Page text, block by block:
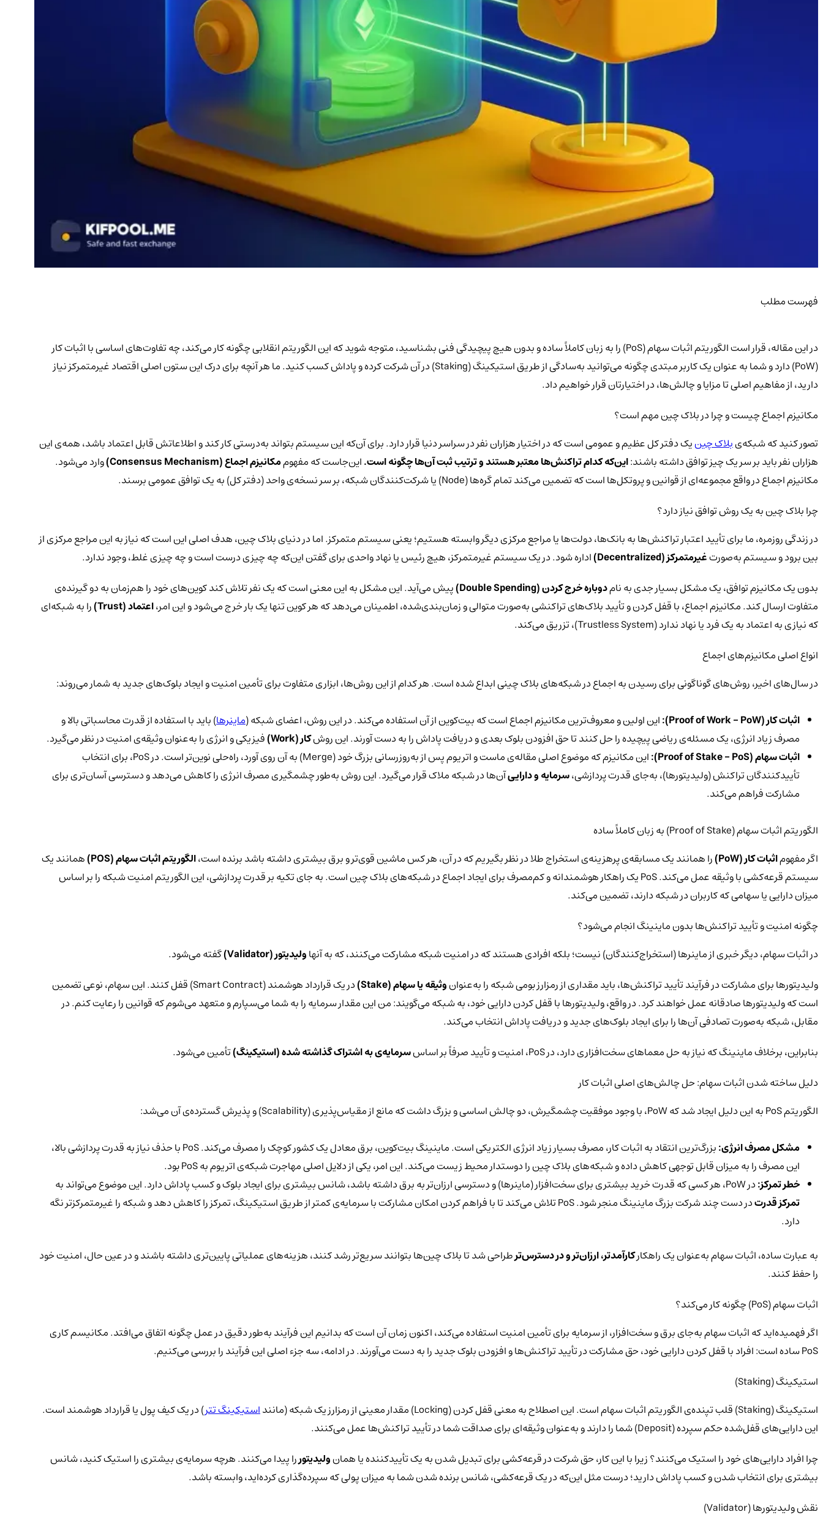
فهرست مطلب
در این مقاله، قرار است الگوریتم اثبات سهام (PoS) را به زبان کاملاً ساده و بدون هیچ پیچیدگی فنی بشناسید، متوجه شوید که این الگوریتم انقلابی چگونه کار می‌کند، چه تفاوت‌های اساسی با اثبات کار
(PoW) دارد و شما به عنوان یک کاربر مبتدی چگونه می‌توانید به‌سادگی از طریق استیکینگ (Staking) در آن شرکت کرده و پاداش کسب کنید. ما هر آنچه برای درک این ستون اصلی اقتصاد غیرمتمرکز نیاز
دارید، از مفاهیم اصلی تا مزایا و چالش‌ها، در اختیارتان قرار خواهیم داد.
مکانیزم اجماع چیست و چرا در بلاک چین مهم است؟
تصور کنید که شبکه‌یبلاک چینیک دفتر کل عظیم و عمومی است که در اختیار هزاران نفر در سراسر دنیا قرار دارد. برای آن‌که این سیستم بتواند به‌درستی کار کند و اطلاعاتش قابل اعتماد باشد، همه‌ی این
هزاران نفر باید بر سر یک چیز توافق داشته باشند:این‌که کدام تراکنش‌ها معتبر هستند و ترتیب ثبت آن‌ها چگونه است.این‌جاست که مفهوممکانیزم اجماع (Consensus Mechanism
)وارد می‌شود.
مکانیزم اجماع در واقع مجموعه‌ای از قوانین و پروتکل‌ها است که تضمین می‌کند تمام گره‌ها (Node) یا شرکت‌کنندگان شبکه، بر سر نسخه‌ی واحد (دفتر کل) به یک توافق عمومی برسند.
چرا بلاک چین به یک روش توافق نیاز دارد؟
در زندگی روزمره، ما برای تأیید اعتبار تراکنش‌ها به بانک‌ها، دولت‌ها یا مراجع مرکزی دیگر وابسته هستیم؛ یعنی سیستم متمرکز. اما در دنیای بلاک چین، هدف اصلی این است که نیاز به این مراجع مرکزی از
بین برود و سیستم به‌صورتغیرمتمرکز (Decentralized
)اداره شود. در یک سیستم غیرمتمرکز، هیچ رئیس یا نهاد واحدی برای گفتن این‌که چه چیزی درست است و چه چیزی غلط، وجود ندارد.
بدون یک مکانیزم توافق، یک مشکل بسیار جدی به نامدوباره خرج کردن (Double Spending
)پیش می‌آید. این مشکل به این معنی است که یک نفر تلاش کند کوین‌های خود را هم‌زمان به دو گیرنده‌ی
متفاوت ارسال کند. مکانیزم اجماع، با قفل کردن و تأیید بلاک‌های تراکنشی به‌صورت متوالی و زمان‌بندی‌شده، اطمینان می‌دهد که هر کوین تنها یک بار خرج می‌شود و این امر،اعتماد (Trust
)را به شبکه‌ای
که نیازی به اعتماد به یک فرد یا نهاد ندارد (Trustless System)، تزریق می‌کند.
انواع اصلی مکانیزم‌های اجماع
در سال‌های اخیر، روش‌های گوناگونی برای رسیدن به اجماع در شبکه‌های بلاک چینی ابداع شده است. هر کدام از این روش‌ها، ابزاری متفاوت برای تأمین امنیت و ایجاد بلوک‌های جدید به شمار می‌روند:
اثبات کار (Proof of Work - PoW
):این اولین و معروف‌ترین مکانیزم اجماع است که بیت‌کوین از آن استفاده می‌کند. در این روش، اعضای شبکه (ماینرها) باید با استفاده از قدرت محاسباتی بالا و
مصرف زیاد انرژی، یک مسئله‌ی ریاضی پیچیده را حل کنند تا حق افزودن بلوک بعدی و دریافت پاداش را به دست آورند. این روشکار (Work
)فیزیکی و انرژی را به‌عنوان وثیقه‌ی امنیت در نظر می‌گیرد.
اثبات سهام (Proof of Stake - PoS
):
این مکانیزم که موضوع اصلی مقاله‌ی ماست و اتریوم پس از به‌روزرسانی بزرگ خود (Merge) به آن روی آورد، راه‌حلی نوین‌تر است. در PoS، برای انتخاب
تأییدکنندگان تراکنش (ولیدیتورها)، به‌جای قدرت پردازشی،سرمایه و داراییآن‌ها در شبکه ملاک قرار می‌گیرد. این روش به‌طور چشمگیری مصرف انرژی را کاهش می‌دهد و دسترسی آسان‌تری برای
مشارکت فراهم می‌کند.
الگوریتم اثبات سهام (Proof of Stake) به زبان کاملاً ساده
اگر مفهوماثبات کار (PoW
)را همانند یک مسابقه‌ی پرهزینه‌ی استخراج طلا در نظر بگیریم که در آن، هر کس ماشین قوی‌تر و برق بیشتری داشته باشد برنده‌ است،الگوریتم اثبات سهام (POS
)همانند یک
سیستم قرعه‌کشی با وثیقه عمل می‌کند. PoS
یک راهکار هوشمندانه و کم‌مصرف برای ایجاد اجماع در شبکه‌های بلاک چین است. به جای تکیه بر قدرت پردازشی، این الگوریتم امنیت شبکه را بر اساس
میزان دارایی یا سهامی که کاربران در شبکه دارند، تضمین می‌کند.
چگونه امنیت و تأیید تراکنش‌ها بدون ماینینگ انجام می‌شود؟
در اثبات سهام، دیگر خبری از ماینرها (استخراج‌کنندگان) نیست؛ بلکه افرادی هستند که در امنیت شبکه مشارکت می‌کنند، که به آنهاولیدیتور (Validator
)گفته می‌شود.
ولیدیتورها برای مشارکت در فرآیند تأیید تراکنش‌ها، باید مقداری از رمزارز بومی شبکه را به‌عنوانوثیقه یا سهام (Stake
)
در یک قرارداد هوشمند (Smart Contract) قفل کنند. این سهام، نوعی تضمین
است که ولیدیتورها صادقانه عمل خواهند کرد. در واقع، ولیدیتورها با قفل کردن دارایی خود، به شبکه می‌گویند: من این مقدار سرمایه را به شما می‌سپارم و متعهد می‌شوم که قوانین را رعایت کنم. در
مقابل، شبکه به‌صورت تصادفی آن‌ها را برای ایجاد بلوک‌های جدید و دریافت پاداش انتخاب می‌کند.
بنابراین، برخلاف ماینینگ که نیاز به حل معماهای سخت‌افزاری دارد، در PoS، امنیت و تأیید صرفاً بر اساس
سرمایه‌ی به اشتراک گذاشته شده (استیکینگ)تأمین می‌شود.
دلیل ساخته شدن اثبات سهام: حل چالش‌های اصلی اثبات کار
الگوریتم PoS
به این دلیل ایجاد شد کهPoW، با وجود موفقیت چشمگیرش، دو چالش اساسی و بزرگ داشت که مانع از مقیاس‌پذیری (Scalability) و پذیرش گسترده‌ی آن می‌شد:
مشکل مصرف انرژی:بزرگ‌ترین انتقاد به اثبات کار، مصرف بسیار زیاد انرژی الکتریکی است. ماینینگ بیت‌کوین، برق معادل یک کشور کوچک را مصرف می‌کند. PoS
با حذف نیاز به قدرت پردازشی بالا،
این مصرف را به میزان قابل توجهی کاهش داده و شبکه‌های بلاک چین را دوستدار محیط زیست می‌کند. این امر، یکی از دلایل اصلی مهاجرت شبکه‌ی اتریوم بهPoSبود.
خطر تمرکز:در PoW، هر کسی که قدرت خرید بیشتری برای سخت‌افزار (ماینرها) و دسترسی ارزان‌تر به برق داشته باشد، شانس بیشتری برای ایجاد بلوک و کسب پاداش دارد. این موضوع می‌تواند به
تمرکز قدرتدر دست چند شرکت بزرگ ماینینگ منجر شود. PoS
تلاش می‌کند تا با فراهم کردن امکان مشارکت با سرمایه‌ی کمتر از طریق استیکینگ، تمرکز را کاهش دهد و شبکه را غیرمتمرکزتر نگه
دارد.
به عبارت ساده، اثبات سهام به‌عنوان یک راهکارکارآمدتر، ارزان‌تر و در دسترس‌ترطراحی شد تا بلاک چین‌ها بتوانند سریع‌تر رشد کنند، هزینه‌های عملیاتی پایین‌تری داشته باشند و در عین حال، امنیت خود
را حفظ کنند.
اثبات سهام (PoS) چگونه کار می‌کند؟
اگر فهمیده‌اید که اثبات سهام به‌جای برق و سخت‌افزار، از سرمایه برای تأمین امنیت استفاده می‌کند، اکنون زمان آن است که بدانیم این فرآیند به‌طور دقیق در عمل چگونه اتفاق می‌افتد. مکانیسم کاری
PoSساده است: افراد با قفل کردن دارایی خود، حق مشارکت در تأیید تراکنش‌ها و افزودن بلوک جدید را به دست می‌آورند. در ادامه، سه جزء اصلی این فرآیند را بررسی می‌کنیم.
استیکینگ (Staking)
استیکینگ (Staking) قلب تپنده‌ی الگوریتم اثبات سهام است. این اصطلاح به معنی قفل کردن (Locking) مقدار معینی از رمزارز یک شبکه (مانند
استیکینگ تتر) در یک کیف پول یا قرارداد هوشمند است.
این دارایی‌های قفل‌شده حکم سپرده (Deposit) شما را دارند و به‌عنوان وثیقه‌ای برای صداقت شما در تأیید تراکنش‌ها عمل می‌کنند.
چرا افراد دارایی‌های خود را استیک می‌کنند؟ زیرا با این کار، حق شرکت در قرعه‌کشی برای تبدیل شدن به یک تأییدکننده یا همانولیدیتوررا پیدا می‌کنند. هرچه سرمایه‌ی بیشتری را استیک کنید، شانس
بیشتری برای انتخاب شدن و کسب پاداش دارید؛ درست مثل این‌که در یک قرعه‌کشی، شانس برنده شدن شما به میزان پولی که سپرده‌گذاری کرده‌اید، وابسته باشد.
نقش ولیدیتورها (Validator)